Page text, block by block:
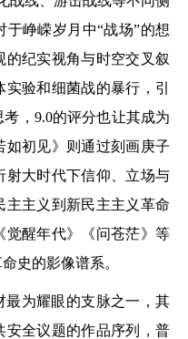
峥嵘岁月中“战场”的想
纪实视角与时空交叉叙
验和细菌战的暴行，引
，9.0的评分也让其成为
如初见》则通过刻画庚子
射大时代下信仰、立场与
主主义到新民主主义革命
觉醒年代》《问苍茫》等
史的影像谱系。
最为耀眼的支脉之一，其
安全议题的作品序列，普